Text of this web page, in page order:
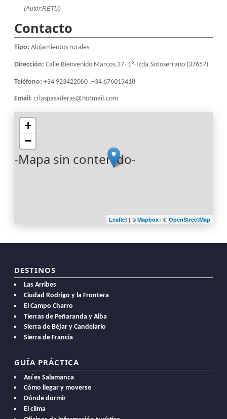
(Autor:RETU)
Contacto
Tipo:Alojamientos rurales
Dirección:Calle Bienvenido Marcos,37- 1º-Izda.Sotoserrano (37657)
Teléfono:+34 923422060 ,+34 676013418
Email:crlaspasaderas@hotmail.com
-Mapa sin contenido-
+
−
Leaflet| © Mapbox | © OpenStreetMap
DESTINOS
Las Arribes
Ciudad Rodrigo y la Frontera
El Campo Charro
Tierras de Peñaranda y Alba
Sierra de Béjar y Candelario
Sierra de Francia
GUÍA PRÁCTICA
Así es Salamanca
Cómo llegar y moverse
Dónde dormir
El clima